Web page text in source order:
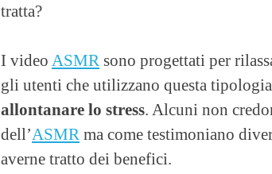
tratta?
I video ASMR sono progettati per
gli utenti che utilizzano questa
allontanare lo stress. Alcuni non
dell’ASMR ma come testimoniano
averne tratto dei benefici.